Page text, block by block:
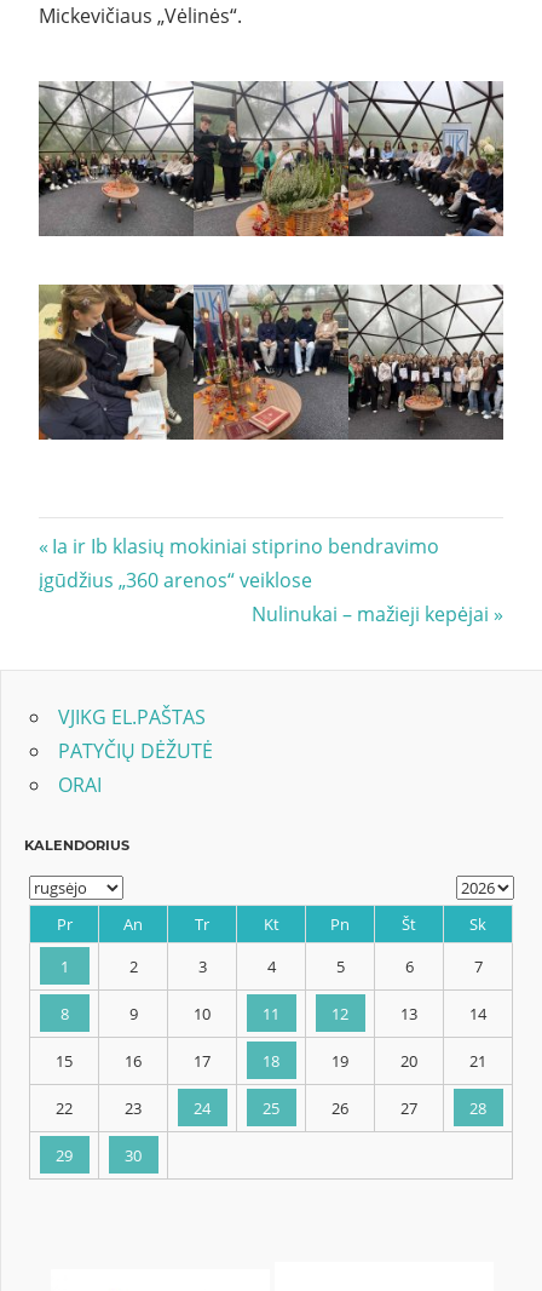
Mickevičiaus „Vėlinės“.
Navigacija
tarp
Previous
Post:
Ia ir Ib klasių mokiniai stiprino bendravimo
įgūdžius „360 arenos“ veiklose
Next
Nulinukai – mažieji kepėjai
VJIKG EL.PAŠTAS
PATYČIŲ DĖŽUTĖ
ORAI